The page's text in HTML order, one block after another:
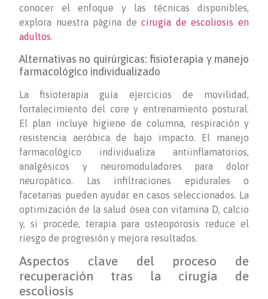
conocer el enfoque y las técnicas disponibles,
explora nuestra página decirugía de escoliosis en
adultos.
Alternativas no quirúrgicas: fisioterapia y manejo
farmacológico individualizado
La fisioterapia guía ejercicios de movilidad,
fortalecimiento del core y entrenamiento postural.
El plan incluye higiene de columna, respiración y
resistencia aeróbica de bajo impacto. El manejo
farmacológico individualiza antiinflamatorios,
analgésicos y neuromoduladores para dolor
neuropático. Las infiltraciones epidurales o
facetarias pueden ayudar en casos seleccionados. La
optimización de la salud ósea con vitamina D, calcio
y, si procede, terapia para osteoporosis reduce el
riesgo de progresión y mejora resultados.
Aspectos clave del proceso de
recuperación tras la cirugía de
escoliosis